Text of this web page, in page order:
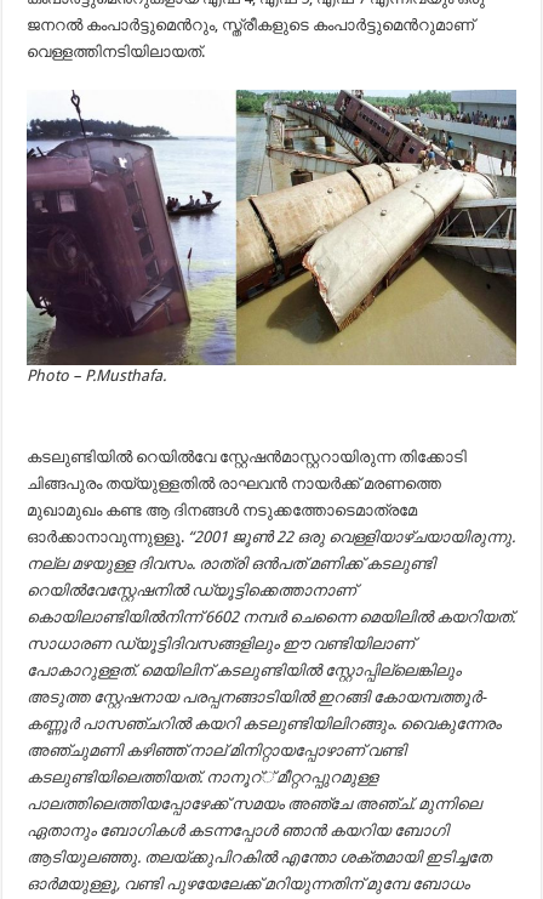
ജനറല്‍ കംപാര്‍ട്ടുമെന്‍റും, സ്ത്രീകളുടെ കംപാര്‍ട്ടുമെന്‍റുമാണ്
വെള്ളത്തിനടിയിലായത്.
Photo – P.Musthafa.
കടലുണ്ടിയിൽ റെയിൽവേ സ്റ്റേഷൻമാസ്റ്ററായിരുന്ന തിക്കോടി
ചിങ്ങപുരം തയ്യുള്ളതിൽ രാഘവൻ നായർക്ക് മരണത്തെ
മുഖാമുഖം കണ്ട ആ ദിനങ്ങൾ നടുക്കത്തോടെമാത്രമേ
ഓർക്കാനാവുന്നുള്ളൂ. “2001 ജൂൺ 22 ഒരു വെള്ളിയാഴ്ചയായിരുന്നു.
നല്ല മഴയുള്ള ദിവസം. രാത്രി ഒൻപത് മണിക്ക് കടലുണ്ടി
റെയിൽവേസ്റ്റേഷനിൽ ഡ്യൂട്ടിക്കെത്താനാണ്
കൊയിലാണ്ടിയിൽനിന്ന് 6602 നമ്പർ ചെന്നൈ മെയിലിൽ കയറിയത്.
സാധാരണ ഡ്യൂട്ടിദിവസങ്ങളിലും ഈ വണ്ടിയിലാണ്
പോകാറുള്ളത്. മെയിലിന് കടലുണ്ടിയിൽ സ്റ്റോപ്പില്ലെങ്കിലും
അടുത്ത സ്റ്റേഷനായ പരപ്പനങ്ങാടിയിൽ ഇറങ്ങി കോയമ്പത്തൂർ-
കണ്ണൂർ പാസഞ്ചറിൽ കയറി കടലുണ്ടിയിലിറങ്ങും. വൈകുന്നേരം
അഞ്ചുമണി കഴിഞ്ഞ്‌ നാല് മിനിറ്റായപ്പോഴാണ് വണ്ടി
കടലുണ്ടിയിലെത്തിയത്. നാനൂറ്് മീറ്ററപ്പുറമുള്ള
പാലത്തിലെത്തിയപ്പോഴേക്ക് സമയം അഞ്ചേ അഞ്ച്. മുന്നിലെ
ഏതാനും ബോഗികൾ കടന്നപ്പോൾ ഞാൻ കയറിയ ബോഗി
ആടിയുലഞ്ഞു. തലയ്ക്കുപിറകിൽ എന്തോ ശക്തമായി ഇടിച്ചതേ
ഓർമയുള്ളൂ, വണ്ടി പുഴയേലേക്ക്‌ മറിയുന്നതിന് മുമ്പേ ബോധം